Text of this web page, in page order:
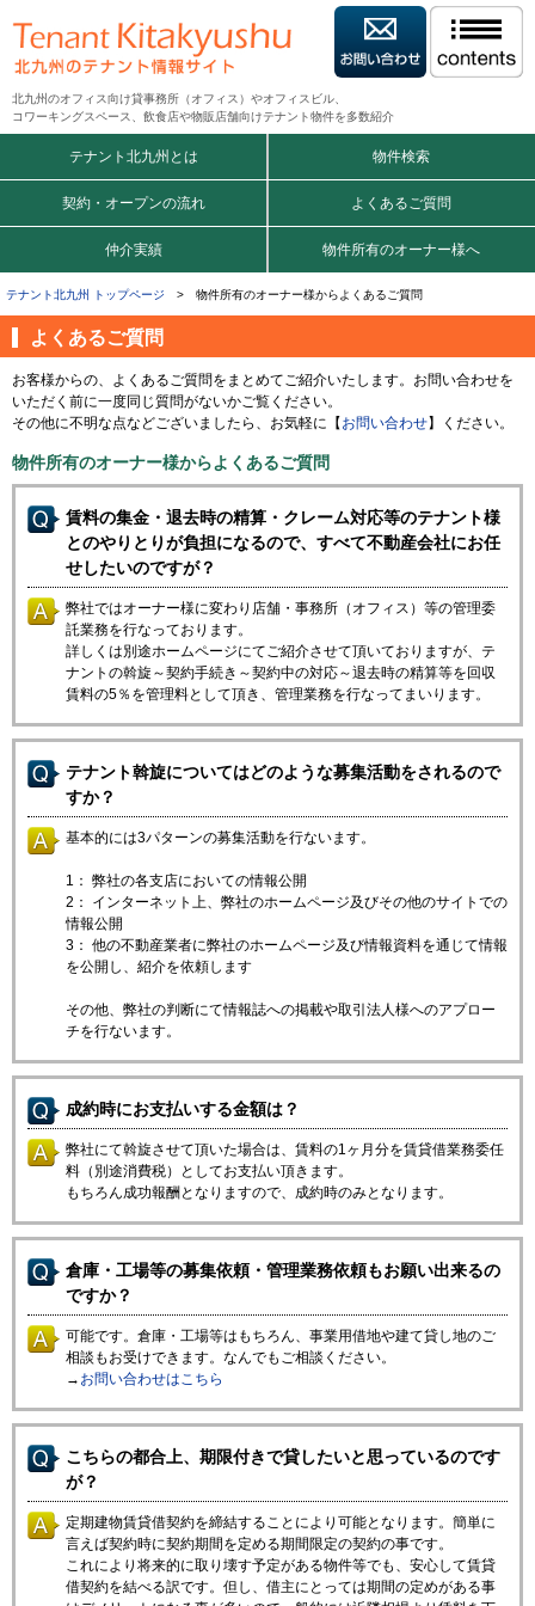
北九州のオフィス向け貸事務所（オフィス）やオフィスビル、
コワーキングスペース、飲食店や物販店舗向けテナント物件を多数紹介
テナント北九州とは 物件検索
契約・オープンの流れ よくあるご質問
仲介実績 物件所有のオーナー様へ
テナント北九州 トップページ > 物件所有のオーナー様からよくあるご質問
よくあるご質問
お客様からの、よくあるご質問をまとめてご紹介いたします。お問い合わせを
いただく前に一度同じ質問がないかご覧ください。
その他に不明な点などございましたら、お気軽に【 お問い合わせ】ください。
物件所有のオーナー様からよくあるご質問
賃料の集金・退去時の精算・クレーム対応等のテナント様
とのやりとりが負担になるので、すべて不動産会社にお任
せしたいのですが？
弊社ではオーナー様に変わり店舗・事務所（オフィス）等の管理委
託業務を行なっております。
詳しくは別途ホームページにてご紹介させて頂いておりますが、テ
ナントの斡旋～契約手続き～契約中の対応～退去時の精算等を回収
賃料の5％を管理料として頂き、管理業務を行なってまいります。
テナント斡旋についてはどのような募集活動をされるので
すか？
基本的には3パターンの募集活動を行ないます。
1： 弊社の各支店においての情報公開
2： インターネット上、弊社のホームページ及びその他のサイトでの
情報公開
3： 他の不動産業者に弊社のホームページ及び情報資料を通じて情報
を公開し、紹介を依頼します
その他、弊社の判断にて情報誌への掲載や取引法人様へのアプロー
チを行ないます。
成約時にお支払いする金額は？
弊社にて斡旋させて頂いた場合は、賃料の1ヶ月分を賃貸借業務委任
料（別途消費税）としてお支払い頂きます。
もちろん成功報酬となりますので、成約時のみとなります。
倉庫・工場等の募集依頼・管理業務依頼もお願い出来るの
ですか？
可能です。倉庫・工場等はもちろん、事業用借地や建て貸し地のご
相談もお受けできます。なんでもご相談ください。
→ お問い合わせはこちら
こちらの都合上、期限付きで貸したいと思っているのです
が？
定期建物賃貸借契約を締結することにより可能となります。簡単に
言えば契約時に契約期間を定める期間限定の契約の事です。
これにより将来的に取り壊す予定がある物件等でも、安心して賃貸
借契約を結べる訳です。但し、借主にとっては期間の定めがある事